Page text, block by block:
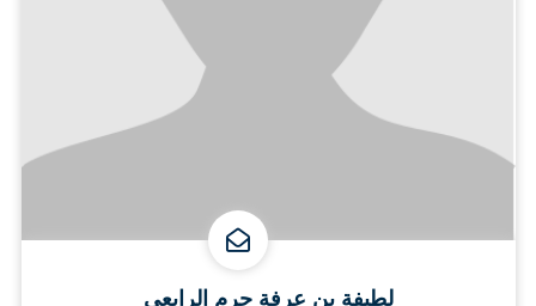
لطيفة بن عرفة حرم الرابعي